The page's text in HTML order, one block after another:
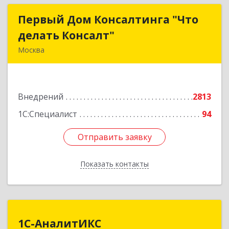
Первый Дом Консалтинга "Что
делать Консалт"
Москва
Внедрений
2813
1С:Специалист
94
Отправить заявку
Показать контакты
Первый Дом Консалтинга "Что
Отправить заявку
Назад
1С-АналитИКС